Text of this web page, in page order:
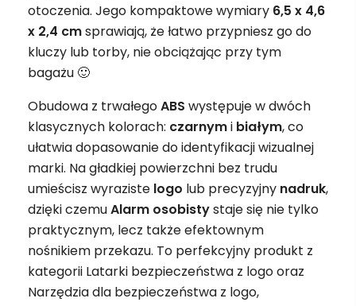
otoczenia. Jego kompaktowe wymiary 6,5 x 4,6
x 2,4 cmsprawiają, że łatwo przypniesz go do
kluczy lub torby, nie obciążając przy tym
bagażu 🙂
Obudowa z trwałegoABS występuje w dwóch
klasycznych kolorach: czarnymi białym, co
ułatwia dopasowanie do identyfikacji wizualnej
marki. Na gładkiej powierzchni bez trudu
umieścisz wyraziste logo lub precyzyjny nadruk,
dzięki czemuAlarm osobistystaje się nie tylko
praktycznym, lecz także efektownym
nośnikiem przekazu. To perfekcyjny produkt z
kategorii Latarki bezpieczeństwa z logo oraz
Narzędzia dla bezpieczeństwa z logo,